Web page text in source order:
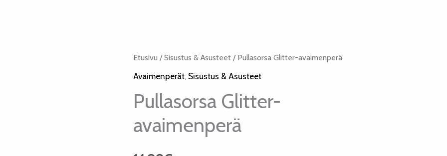
Etusivu /Sisustus & Asusteet / Pullasorsa Glitter-avaimenperä
Avaimenperät, Sisustus & Asusteet
Pullasorsa Glitter-
avaimenperä